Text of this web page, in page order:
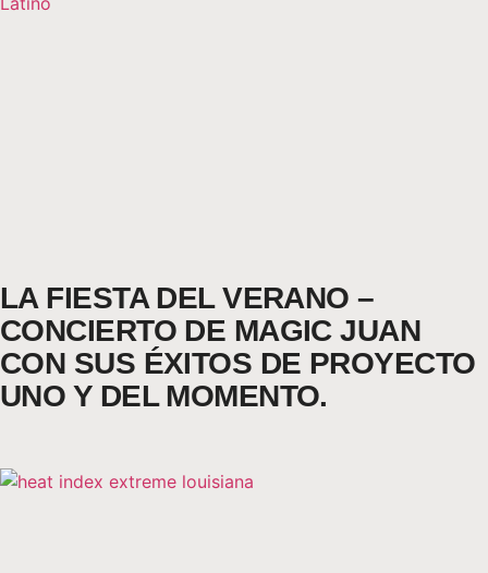
LA FIESTA DEL VERANO –
CONCIERTO DE MAGIC JUAN
CON SUS ÉXITOS DE PROYECTO
UNO Y DEL MOMENTO.